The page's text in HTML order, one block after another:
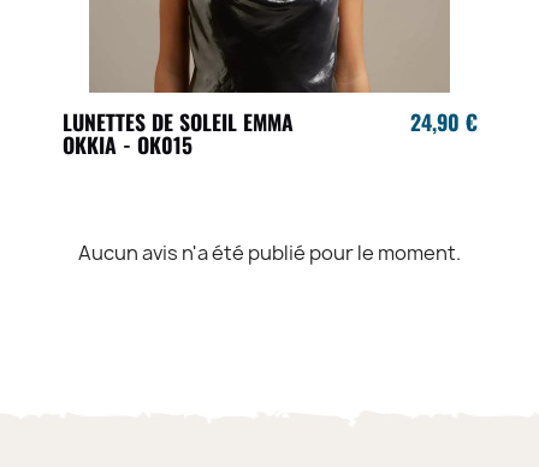
LUNETTES DE SOLEIL EMMA
OKKIA - OK015
24,90 €
Aucun avis n'a été publié pour le moment.